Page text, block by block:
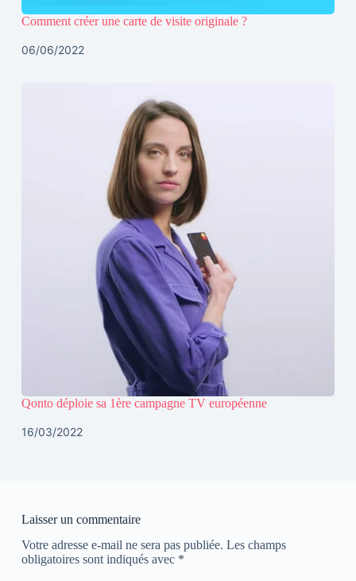
Comment créer une carte de visite originale ?
06/06/2022
Qonto déploie sa 1ère campagne TV européenne
16/03/2022
Laisser un commentaire
Votre adresse e-mail ne sera pas publiée. Les champs
obligatoires sont indiqués avec *